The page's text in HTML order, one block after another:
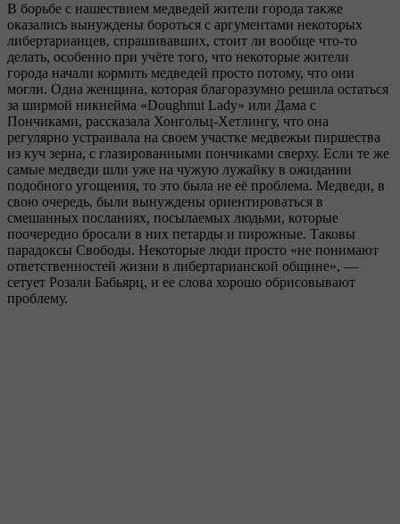
В борьбе с нашествием медведей жители города также
оказались вынуждены бороться с аргументами некоторых
либертарианцев, спрашивавших, стоит ли вообще что-то
делать, особенно при учёте того, что некоторые жители
города начали кормить медведей просто потому, что они
могли. Одна женщина, которая благоразумно решила остаться
за ширмой никнейма «Doughnut Lady» или Дама с
Пончиками, рассказала Хонгольц-Хетлингу, что она
регулярно устраивала на своем участке медвежьи пиршества
из куч зерна, с глазированными пончиками сверху. Если те же
самые медведи шли уже на чужую лужайку в ожидании
подобного угощения, то это была не её проблема. Медведи, в
свою очередь, были вынуждены ориентироваться в
смешанных посланиях, посылаемых людьми, которые
поочередно бросали в них петарды и пирожные. Таковы
парадоксы Свободы. Некоторые люди просто «не понимают
ответственностей жизни в либертарианской общине», —
сетует Розали Бабьярц, и ее слова хорошо обрисовывают
проблему.